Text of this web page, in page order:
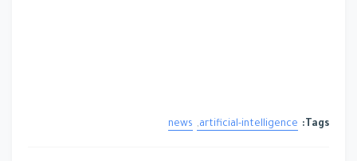
Tags:
artificial-intelligence
news